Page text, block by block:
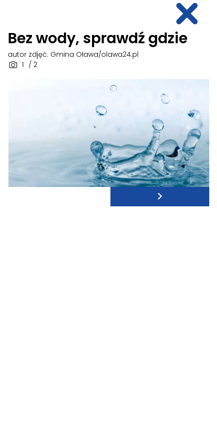
Bez wody, sprawdź gdzie
1 / 2
autor zdjęć: Gmina Oława/olawa24.pl